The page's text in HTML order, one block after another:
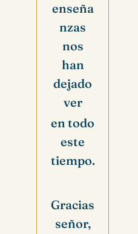
enseña
nzas
nos
han
dejado
ver
en todo
este
tiempo.
Gracias
señor,